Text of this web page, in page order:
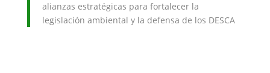
alianzas estratégicas para fortalecer la
legislación ambiental y la defensa de los DESCA